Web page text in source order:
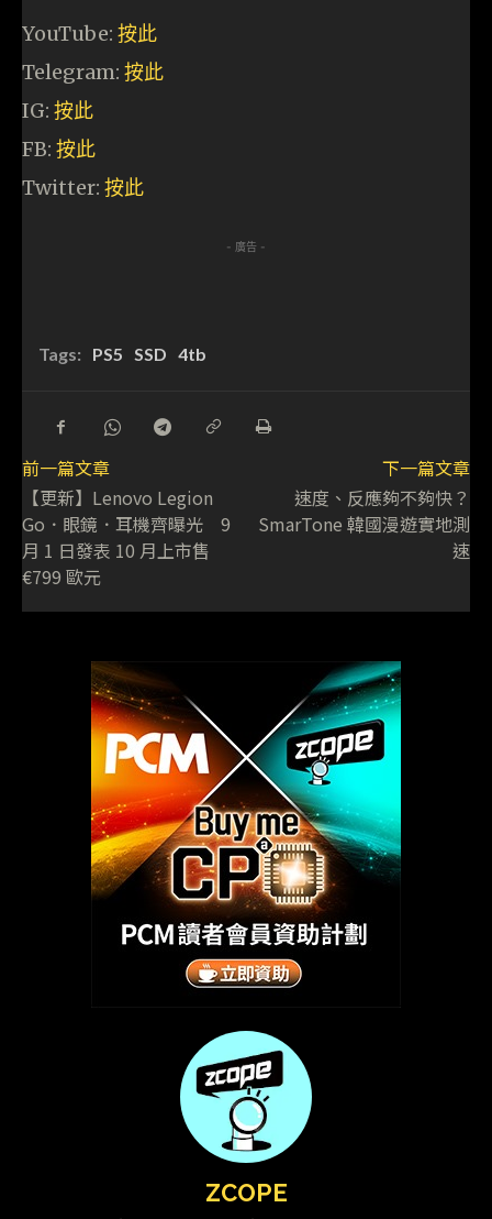
YouTube: 按此
Telegram: 按此
IG: 按此
FB: 按此
Twitter: 按此
- 廣告 -
Tags: PS5 SSD 4tb
前一篇文章
【更新】Lenovo Legion
Go．眼鏡．耳機齊曝光 9
月 1 日發表 10 月上市售
€799 歐元
下一篇文章
速度、反應夠不夠快？
SmarTone 韓國漫遊實地測
速
ZCOPE